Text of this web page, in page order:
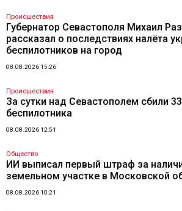
Происшествия
Губернатор Севастополя Михаил
рассказал о последствиях налёта
беспилотников на город
08.08.2026 15:26
Происшествия
За сутки над Севастополем сбили
беспилотника
08.08.2026 12:51
Общество
ИИ выписал первый штраф за
земельном участке в Московской
08.08.2026 10:21